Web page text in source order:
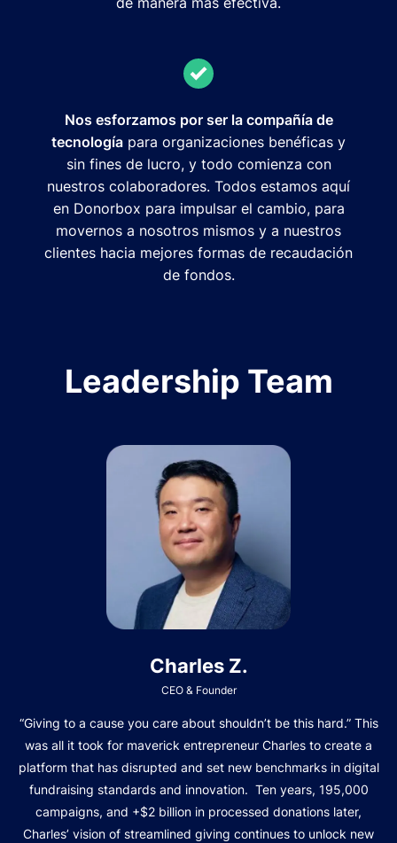
Nos esforzamos por ser la compañía de
tecnología para organizaciones benéficas y
sin fines de lucro, y todo comienza con
nuestros colaboradores. Todos estamos aquí
en Donorbox para impulsar el cambio, para
movernos a nosotros mismos y a nuestros
clientes hacia mejores formas de recaudación
de fondos.
Leadership Team
Charles Z.
CEO & Founder
“Giving to a cause you care about shouldn’t be this hard.” This
was all it took for maverick entrepreneur Charles to create a
platform that has disrupted and set new benchmarks in digital
fundraising standards and innovation. Ten years, 195,000
campaigns, and +$2 billion in processed donations later,
Charles’ vision of streamlined giving continues to unlock new